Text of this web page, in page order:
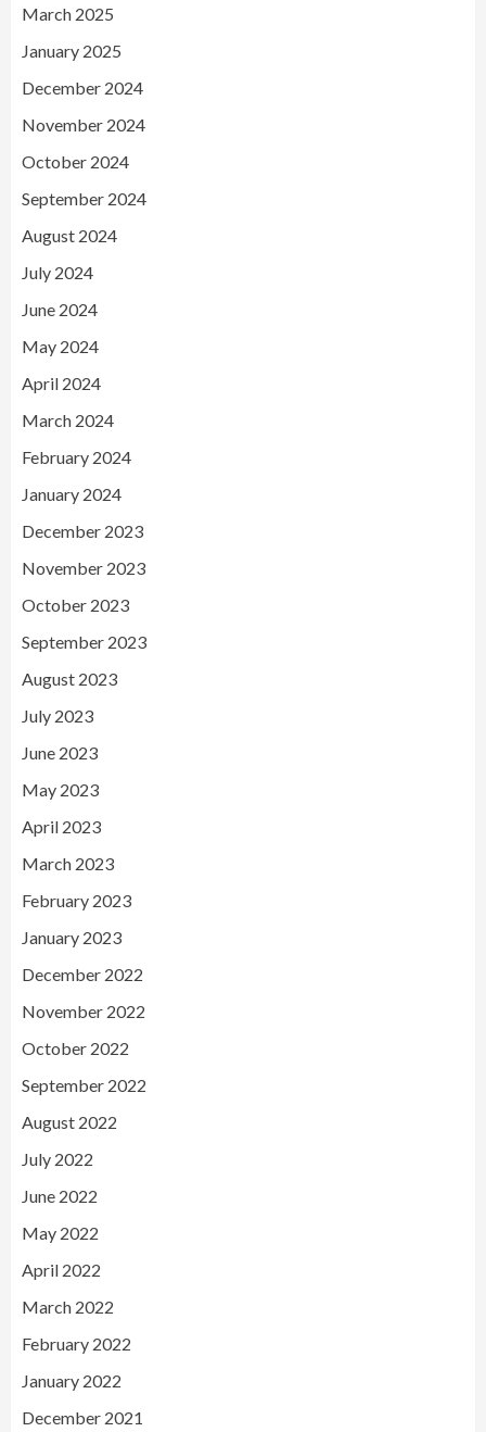
March 2025
January 2025
December 2024
November 2024
October 2024
September 2024
August 2024
July 2024
June 2024
May 2024
April 2024
March 2024
February 2024
January 2024
December 2023
November 2023
October 2023
September 2023
August 2023
July 2023
June 2023
May 2023
April 2023
March 2023
February 2023
January 2023
December 2022
November 2022
October 2022
September 2022
August 2022
July 2022
June 2022
May 2022
April 2022
March 2022
February 2022
January 2022
December 2021